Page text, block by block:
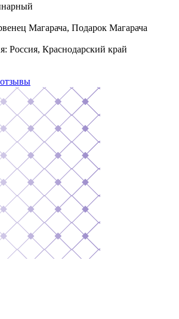
Магарача, Подарок Магарача
Россия, Краснодарский край